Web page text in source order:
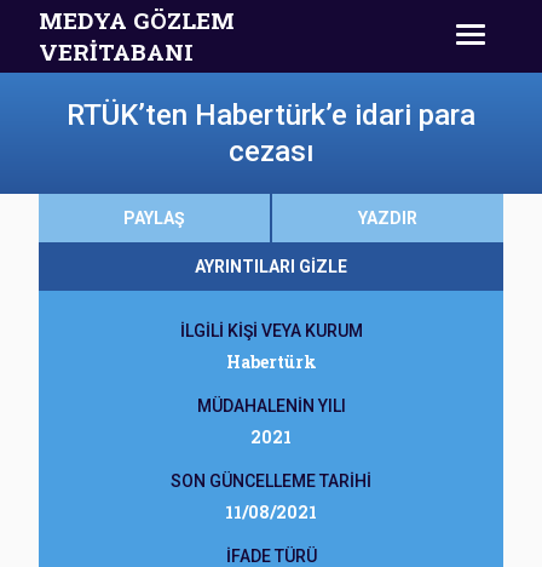
MEDYA GÖZLEM
VERİTABANI
RTÜK’ten Habertürk’e idari para
cezası
PAYLAŞ YAZDIR
AYRINTILARI GİZLE
İLGİLİ KİŞİ VEYA KURUM
Habertürk
MÜDAHALENİN YILI
2021
SON GÜNCELLEME TARİHİ
11/08/2021
İFADE TÜRÜ